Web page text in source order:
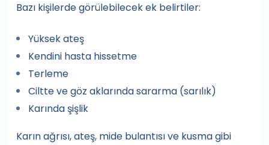
Bazı kişilerde görülebilecek ek belirtiler:
Yüksek ateş
Kendini hasta hissetme
Terleme
Ciltte ve göz aklarında sararma (sarılık)
Karında şişlik
Karın ağrısı, ateş, mide bulantısı ve kusma gibi